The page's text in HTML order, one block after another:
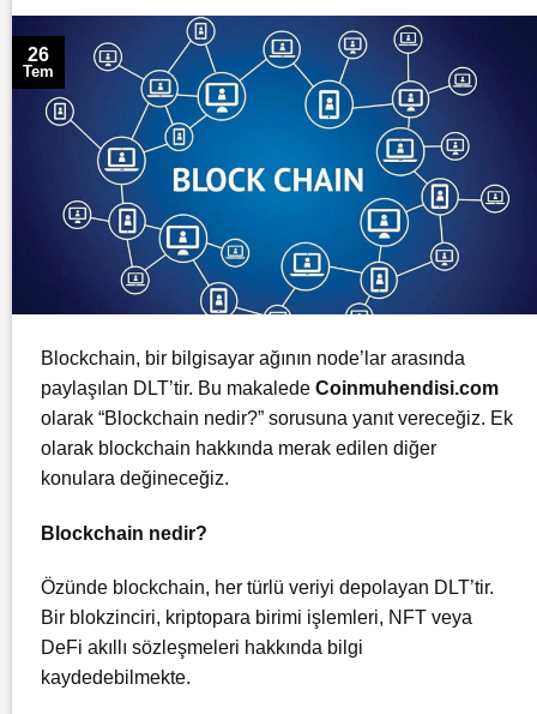
26
Tem
Blockchain, bir bilgisayar ağının node’lar arasında
paylaşılan DLT’tir. Bu makalede Coinmuhendisi.com
olarak “Blockchain nedir?” sorusuna yanıt vereceğiz. Ek
olarak blockchain hakkında merak edilen diğer
konulara değineceğiz.
Blockchain nedir?
Özünde blockchain, her türlü veriyi depolayan DLT’tir.
Bir blokzinciri, kriptopara birimi işlemleri, NFT veya
DeFi akıllı sözleşmeleri hakkında bilgi
kaydedebilmekte.